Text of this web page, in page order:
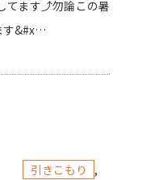
てます⤴️勿論この暑
す&#x…
引きこもり
,